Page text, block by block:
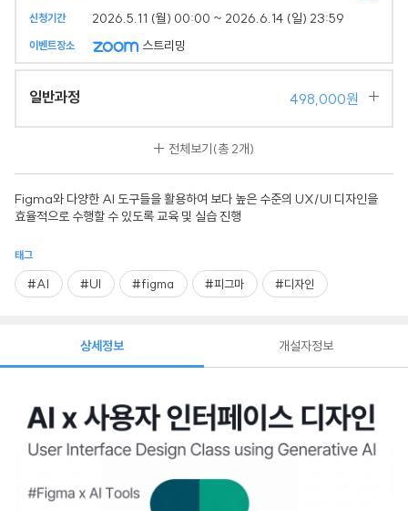
신청기간 2026.5.11 (월) 00:00 ~ 2026.6.14 (일) 23:59
이벤트장소 스트리밍
일반과정 498,000원
전체보기(총 2개)
Figma와 다양한 AI 도구들을 활용하여 보다 높은 수준의 UX/UI 디자인을
효율적으로 수행할 수 있도록 교육 및 실습 진행
태그
#AI #UI #figma #피그마 #디자인
상세정보 개설자정보